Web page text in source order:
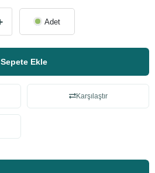
Adet
Sepete Ekle
Karşılaştır